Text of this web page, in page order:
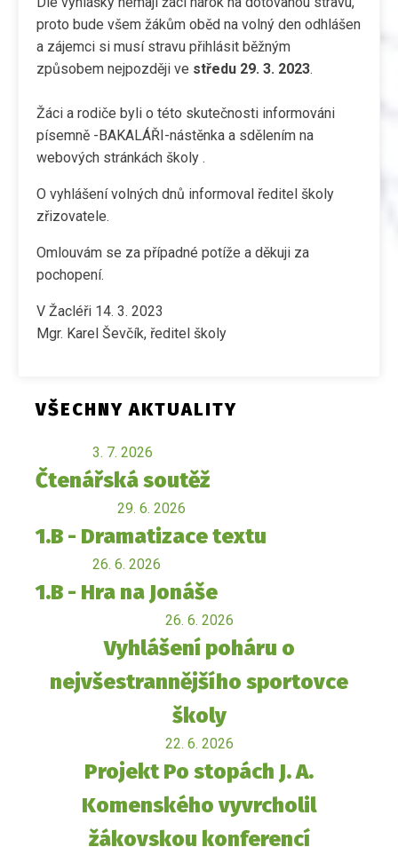
proto bude všem žákům oběd na volný den odhlášen
a zájemci si musí stravu přihlásit běžným
způsobem nejpozději ve středu 29. 3. 2023.
Žáci a rodiče byli o této skutečnosti informováni
písemně -BAKALÁŘI-nástěnka a sdělením na
webových stránkách školy .
O vyhlášení volných dnů informoval ředitel školy
zřizovatele.
Omlouvám se za případné potíže a děkuji za
pochopení.
V Žacléři 14. 3. 2023
Mgr. Karel Ševčík, ředitel školy
VŠECHNY AKTUALITY
3. 7. 2026
Čtenářská soutěž
29. 6. 2026
1.B - Dramatizace textu
26. 6. 2026
1.B - Hra na Jonáše
26. 6. 2026
Vyhlášení poháru o
nejvšestrannějšího sportovce
školy
22. 6. 2026
Projekt Po stopách J. A.
Komenského vyvrcholil
žákovskou konferencí